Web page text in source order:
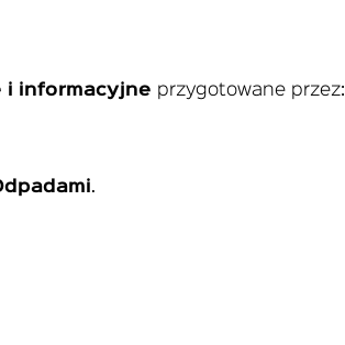
informacyjne przygotowane przez:
.